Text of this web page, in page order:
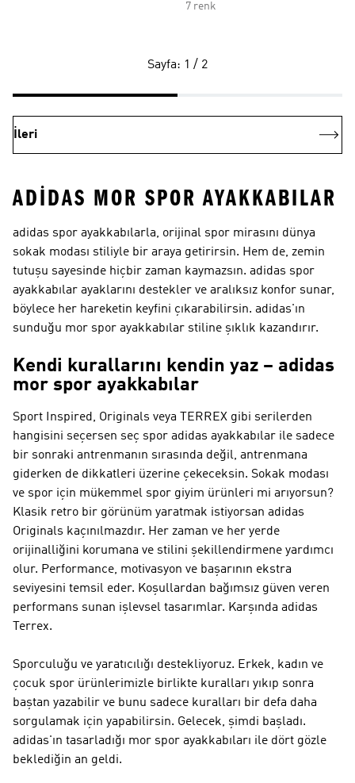
7 renk
Sayfa: 1 / 2
İleri
ADIDAS MOR SPOR AYAKKABILAR
adidas spor ayakkabılarla, orijinal spor mirasını dünya
sokak modası stiliyle bir araya getirirsin. Hem de, zemin
tutuşu sayesinde hiçbir zaman kaymazsın. adidas spor
ayakkabılar ayaklarını destekler ve aralıksız konfor sunar,
böylece her hareketin keyfini çıkarabilirsin. adidas'ın
sunduğu mor spor ayakkabılar stiline şıklık kazandırır.
Kendi kurallarını kendin yaz – adidas
mor spor ayakkabılar
Sport Inspired, Originals veya TERREX gibi serilerden
hangisini seçersen seç spor adidas ayakkabılar ile sadece
bir sonraki antrenmanın sırasında değil, antrenmana
giderken de dikkatleri üzerine çekeceksin. Sokak modası
ve spor için mükemmel spor giyim ürünleri mi arıyorsun?
Klasik retro bir görünüm yaratmak istiyorsan adidas
Originals kaçınılmazdır. Her zaman ve her yerde
orijinalliğini korumana ve stilini şekillendirmene yardımcı
olur. Performance, motivasyon ve başarının ekstra
seviyesini temsil eder. Koşullardan bağımsız güven veren
performans sunan işlevsel tasarımlar. Karşında adidas
Terrex.
Sporculuğu ve yaratıcılığı destekliyoruz. Erkek, kadın ve
çocuk spor ürünlerimizle birlikte kuralları yıkıp sonra
baştan yazabilir ve bunu sadece kuralları bir defa daha
sorgulamak için yapabilirsin. Gelecek, şimdi başladı.
adidas'ın tasarladığı mor spor ayakkabıları ile dört gözle
beklediğin an geldi.